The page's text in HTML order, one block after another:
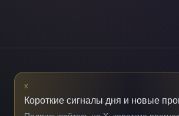
X
Короткие сигналы дня и новые